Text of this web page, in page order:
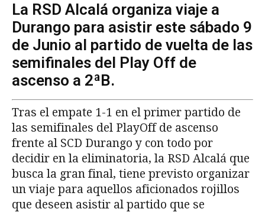
La RSD Alcalá organiza viaje a
Durango para asistir este sábado 9
de Junio al partido de vuelta de las
semifinales del Play Off de
ascenso a 2ªB.
Tras el empate 1-1 en el primer partido de
las semifinales del PlayOff de ascenso
frente al SCD Durango y con todo por
decidir en la eliminatoria, la RSD Alcalá que
busca la gran final, tiene previsto organizar
un viaje para aquellos aficionados rojillos
que deseen asistir al partido que se